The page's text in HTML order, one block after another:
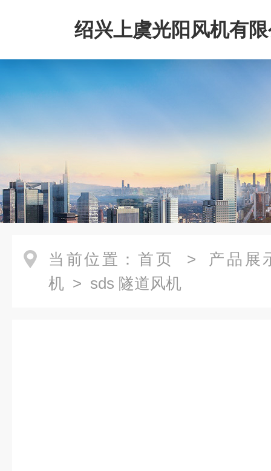
绍兴上虞光阳风机有
当前位置： 首页 > 产品展
机 > sds 隧道风机